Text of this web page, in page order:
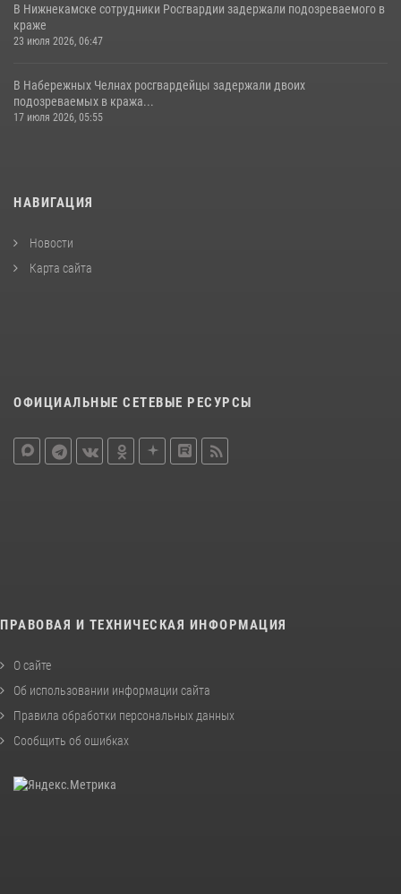
В Нижнекамске сотрудники Росгвардии задержали подозреваемого в
краже
23 июля 2026, 06:47
В Набережных Челнах росгвардейцы задержали двоих
подозреваемых в кража...
17 июля 2026, 05:55
НАВИГАЦИЯ
Новости
Карта сайта
ОФИЦИАЛЬНЫЕ СЕТЕВЫЕ РЕСУРСЫ
ПРАВОВАЯ И ТЕХНИЧЕСКАЯ ИНФОРМАЦИЯ
О сайте
Об использовании информации сайта
Правила обработки персональных данных
Сообщить об ошибках